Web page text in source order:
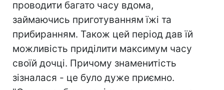
проводити багато часу вдома,
займаючись приготуванням їжі та
прибиранням. Також цей період дав їй
можливість приділити максимум часу
своїй дочці. Причому знаменитість
зізналася - це було дуже приємно.